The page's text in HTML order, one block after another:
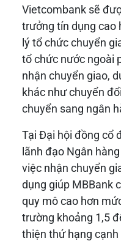
Vietcombank sẽ
trưởng tín dụng cao
lý tổ chức chuyển
tổ chức nước ngoài
nhận chuyển giao,
khác như chuyển
chuyển sang ngân
Tại Đại hội đồng cổ
lãnh đạo Ngân
việc nhận chuyển
dụng giúp MBBank
quy mô cao hơn
trường khoảng 1,5
thiện thứ hạng